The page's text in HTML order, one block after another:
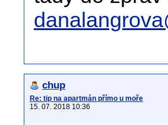
chup
Re: tip na apartmán přímo u moře
15. 07. 2018 10:36